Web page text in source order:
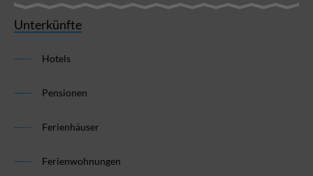
Unterkünfte
Hotels
Pensionen
Ferienhäuser
Ferienwohnungen